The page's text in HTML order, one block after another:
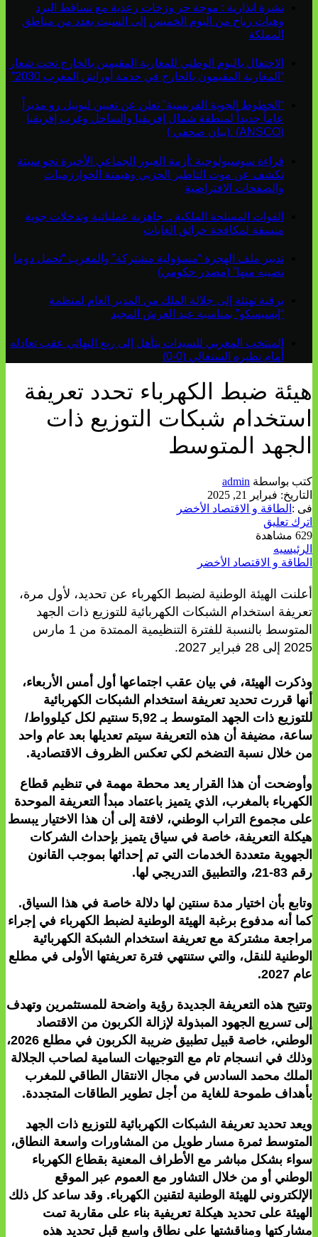
نشرة انذارية : موجة حر وزخات رعدية مع تساقط البرد
وهبات رياح من اليوم الخميس إلى السبت بعدد من مناطق
المملكة
الاحتفال باليوم الوطني للمغاربة المقيمين بالخارج تحت شعار
“المغاربة المقيمون بالخارج في خدمة أوراش المغرب 2030”
“الخطوط الجوية الفرنسية” تعلن عن تعيين ليونيل رو مديراً
عاماً جديداً لمنطقة شمال إفريقيا والساحل وغرب إفريقيا
(ANSCO) .(بيان صحفي )
قراءة سوسيولوجية :أزمة العبور الجماعي الأخيرة نحو سبتة
تكشف عن موت التاطير الحزبي وهيمنة الخوارزميات
والصفحات الافتراضية
القوات المسلحة الملكية .. جاهزية عملياتية وتدخلات جوية
منسقة لمكافحة حرائق الغابات
تدبير ملف الهجرة “مسؤولية مشتركة” والمغرب “تحمل دوما
نصيبه منها” (مصدر حكومي)
برقية تهنئة إلى جلالة الملك من المدير العام لمنظمة
“إيسيسكو” بمناسبة عيد العرش المجيد
المنتخب المغربي للسيدات يتأهل إلى ربع النهائي عقب تعادله
أمام نظيره السنغالي (0-0)
هيئة ضبط الكهرباء تحدد تعريفة
استخدام شبكات التوزيع ذات
الجهد المتوسط
كتب بواسطة admin
التاريخ: فبراير 21, 2025
فى : الطاقة و الاقتصاد الأخضر
اترك تعليق
629 مشاهدة
الرئيسيه
الطاقة و الاقتصاد الأخضر
أعلنت الهيئة الوطنية لضبط الكهرباء عن تحديد، لأول مرة،
تعريفة استخدام الشبكات الكهربائية للتوزيع ذات الجهد
المتوسط بالنسبة للفترة التنظيمية الممتدة من 1 مارس
2025 إلى 28 فبراير 2027.
وذكرت الهيئة، في بيان عقب اجتماعها أول أمس الأربعاء،
أنها قررت تحديد تعريفة استخدام الشبكات الكهربائية
للتوزيع ذات الجهد المتوسط بـ 5,92 سنتيم لكل كيلوواط/
ساعة، مضيفة أن هذه التعريفة سيتم تعديلها بعد عام واحد
من خلال نسبة التضخم لكي تعكس الظروف الاقتصادية.
وأوضحت أن هذا القرار يعد محطة مهمة في تنظيم قطاع
الكهرباء بالمغرب، الذي يتميز باعتماد مبدأ التعريفة الموحدة
على مجموع التراب الوطني، لافتة إلى أن هذا الاختيار يبسط
هيكلة التعريفة، خاصة في سياق يتميز بإحداث الشركات
الجهوية متعددة الخدمات التي تم إحداثها بموجب القانون
رقم 83-21، والتطبيق التدريجي لها.
وتابع بأن اختيار مدة سنتين لها دلالة خاصة في هذا السياق.
كما أنه مدفوع برغبة الهيئة الوطنية لضبط الكهرباء في إجراء
مراجعة مشتركة مع تعريفة استخدام الشبكة الكهربائية
الوطنية للنقل، والتي ستنتهي فترة تعريفتها الأولى في مطلع
عام 2027.
وتتيح هذه التعريفة الجديدة رؤية واضحة للمستثمرين وتهدف
إلى تسريع الجهود المبذولة لإزالة الكربون من الاقتصاد
الوطني، خاصة قبيل تطبيق ضريبة الكربون في مطلع 2026،
وذلك في انسجام تام مع التوجيهات السامية لصاحب الجلالة
الملك محمد السادس في مجال الانتقال الطاقي للمغرب
بأهداف طموحة للغاية من أجل تطوير الطاقات المتجددة.
ويعد تحديد تعريفة الشبكات الكهربائية للتوزيع ذات الجهد
المتوسط ثمرة مسار طويل من المشاورات واسعة النطاق،
سواء بشكل مباشر مع الأطراف المعنية بقطاع الكهرباء
الوطني أو من خلال التشاور مع العموم عبر الموقع
الإلكتروني للهيئة الوطنية لتقنين الكهرباء. وقد ساعد كل ذلك
الهيئة على تحديد هيكلة تعريفية بناء على مقاربة تمت
مشاركتها ومناقشتها على نطاق واسع قبل تحديد هذه